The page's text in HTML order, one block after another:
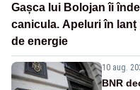
Gașca lui Bolojan îi
canicula. Apeluri în
de energie
10 aug.
BNR